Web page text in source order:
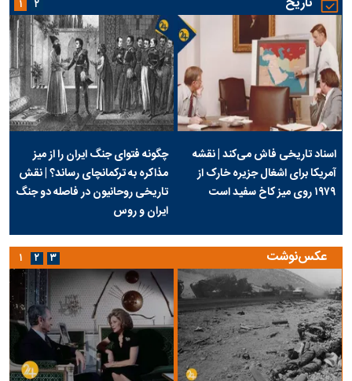
اسناد تاریخی فاش می‌کند | نقشه
آمریکا برای اشغال جزیره خارک از
۱۹۷۹ روی میز کاخ سفید است
چگونه فتوای جنگ ایران را از میز
مذاکره به ترکمانچای رساند؟ | نقش
تاریخی روحانیون در فاصله دو جنگ
ایران و روس
۱ ۲
عکس‌نوشت ۱ ۲ ۳